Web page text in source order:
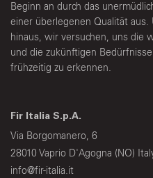
Beginn an durch das
einer überlegenen Qualität
hinaus, wir versuchen, uns die
und die zukünftigen
frühzeitig zu erkennen.
Fir Italia S.p.A.
Via Borgomanero, 6
28010 Vaprio D'Agogna (NO)
info@fir-italia.it